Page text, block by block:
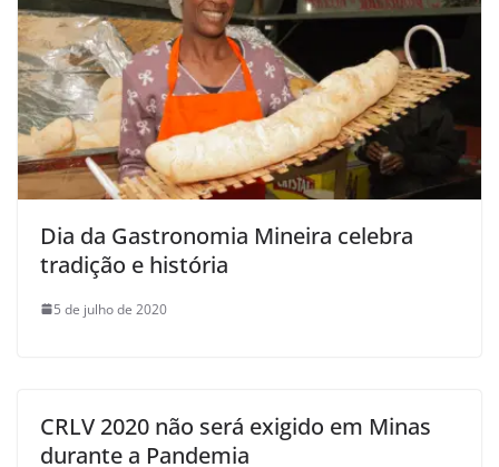
Dia da Gastronomia Mineira celebra
tradição e história
5 de julho de 2020
CRLV 2020 não será exigido em Minas
durante a Pandemia